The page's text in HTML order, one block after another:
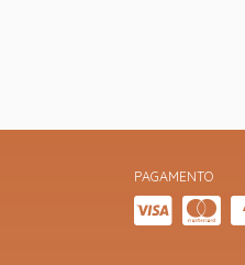
PAGAMENTO